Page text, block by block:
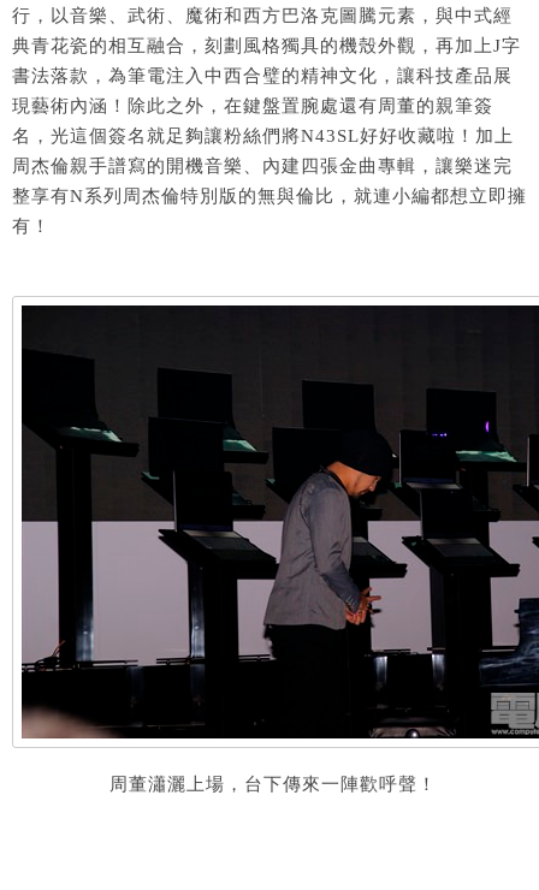
行，以音樂、武術、魔術和西方巴洛克圖騰元素，與中式經
典青花瓷的相互融合，刻劃風格獨具的機殼外觀 ， 再加上J字
書法落款，為筆電注入中西合璧的精神文化，讓科技產品展
現藝術內涵！ 除此之外，在鍵盤置腕處還有周董的親筆簽
名，光這個簽名就足夠讓粉絲們將N43SL好好收藏啦！ 加上
周杰倫親手譜寫的開機音樂、內建四張金曲專輯，讓樂迷完
整享有N系列周杰倫特別版的無與倫比，就連小編都想立即擁
有！
周董瀟灑上場，台下傳來一陣歡呼聲！